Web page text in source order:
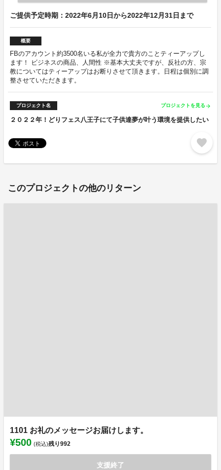
ご提供予定時期：2022年6月10日から2022年12月31日まで
概要
FBのアカウント約3500名いる私が全力で貴方のことティーアップし
ます！ ビジネスの商品、人間性 ※基本大丈夫ですが、反社の方、宗
教についてはティーアップはお断りさせて頂きます。日程は個別に調
整させていただきます。
プロジェクト名 プロジェクトを見る arrow_forward
２０２２年！どりフェス八王子にて子供達夢が叶う環境を提供したい
favorite
このプロジェクトの他のリターン
1101 お礼のメッセージお届けします。
¥500 (税込)残り992
支援終了